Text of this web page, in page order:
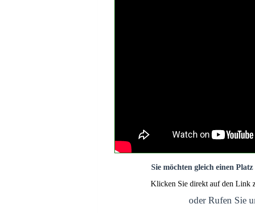
Sie möchten gleich einen
Klicken Sie direkt auf den Link
oder Rufen Sie